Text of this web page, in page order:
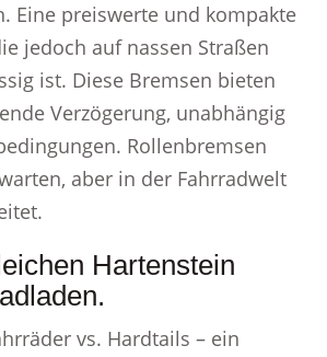
Eine preiswerte und kompakte
jedoch auf nassen Straßen
ist. Diese Bremsen bieten
Verzögerung, unabhängig
Rollenbremsen
aber in der Fahrradwelt
Hartenstein
vs. Hardtails – ein